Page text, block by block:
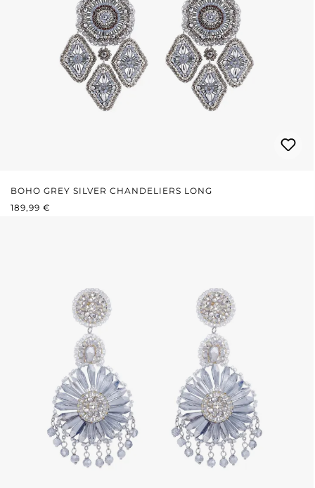
BOHO GREY SILVER CHANDELIERS LONG
REGULÄRER PREIS:
189,99 €